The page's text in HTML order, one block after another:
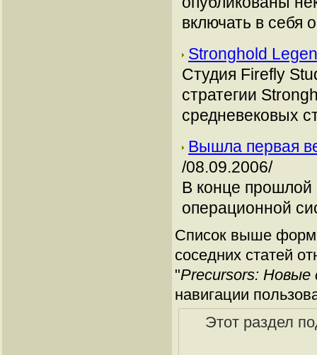
включать в себя
Stronghold
Студия Firefly
стратегии
средневековых
Вышла первая
/08.09.2006/
В конце прошлой
операционной
Список выше
соседних статей
"Precursors:
навигации
Этот раздел